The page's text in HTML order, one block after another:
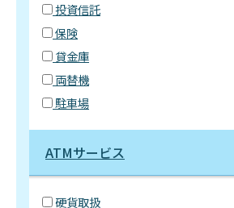
投資信託
保険
貸金庫
両替機
駐車場
ATMサービス
硬貨取扱